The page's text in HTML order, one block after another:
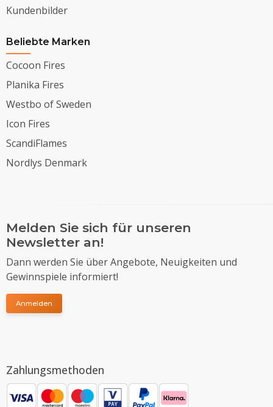
Kundenbilder
Beliebte Marken
Cocoon Fires
Planika Fires
Westbo of Sweden
Icon Fires
ScandiFlames
Nordlys Denmark
Melden Sie sich für unseren
Newsletter an!
Dann werden Sie über Angebote, Neuigkeiten und
Gewinnspiele informiert!
Anmelden
Zahlungsmethoden